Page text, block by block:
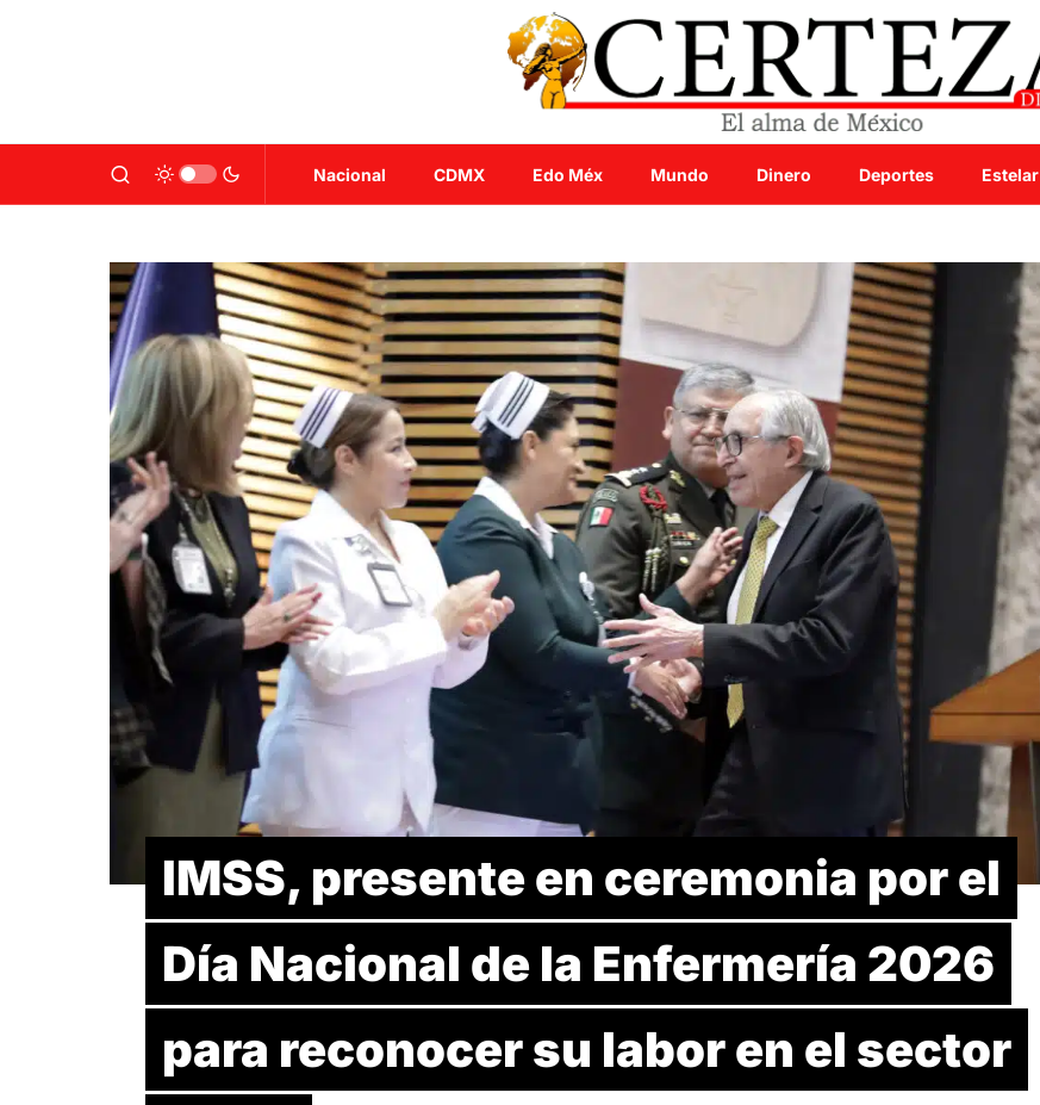
Nacional CDMX Edo Méx Mundo Dinero Deportes Estelar
IMSS, presente en ceremonia por el
Día Nacional de la Enfermería 2026
para reconocer su labor en el sector